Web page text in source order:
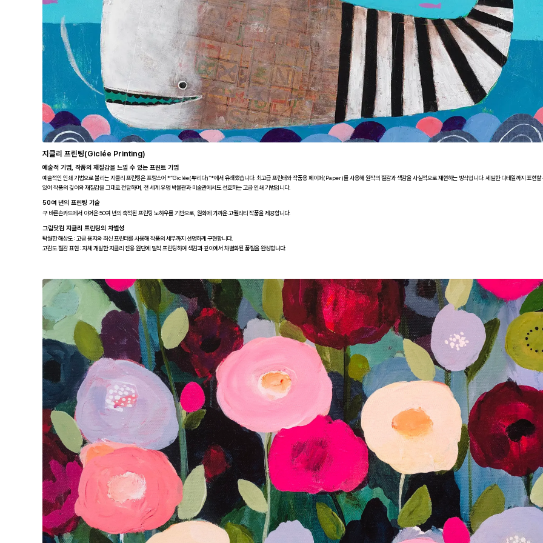
지클리 프린팅(Giclée Printing)
예술적 기법, 작품의 재질감을 느낄 수 있는 프린트 기법
예술적인 인쇄 기법으로 불리는 지클리 프린팅은 프랑스어 *“Giclée(뿌리다)”*에서 유래했습니다. 최고급 프린터와 작품용 페이퍼(Paper)를 사용해 원작의 질감과 색감을 사실적으로 재현하는 방식입니다. 세밀한 디테일까지 표현할
있어 작품의 깊이와 재질감을 그대로 전달하며, 전 세계 유명 박물관과 미술관에서도 선호하는 고급 인쇄 기법입니다.
50여 년의 프린팅 기술
구 바른손카드에서 이어온 50여 년의 축적된 프린팅 노하우를 기반으로, 원화에 가까운 고퀄리티 작품을 제공합니다.
그림닷컴 지클리 프린팅의 차별성
탁월한 해상도 : 고급 용지와 최신 프린터를 사용해 작품의 세부까지 선명하게 구현합니다.
고감도 질감 표현 : 자체 개발한 지클리 전용 원단에 밀착 프린팅하여 색감과 깊이에서 차별화된 품질을 완성합니다.